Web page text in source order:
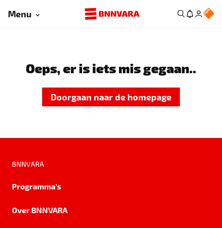
Menu
Oeps, er is iets mis gegaan..
Doorgaan naar de homepage
BNNVARA
Programma's
Over BNNVARA